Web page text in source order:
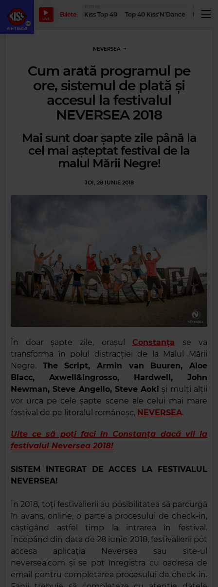
LIVE
Bilete Kiss Top 40 Top 40 Kiss'N'Dance
NEVERSEA
Cum arată programul pe
ore, sistemul de plată și
accesul la festivalul
NEVERSEA 2018
Mai sunt doar șapte zile până la
cel mai așteptat festival de la
malul Mării Negre!
JOI, 28 IUNIE 2018
În doar șapte zile, orașul Constanța
se va
transforma în polul distracției de la Malul Mării
Negre. The Script, Armin van Buuren, Aloe
Blacc, Axwell&Ingrosso, Hardwell, John
Newman, Steve Angello, Steve Aoki și mulți alții
vor urca pe cele șapte scene ale celui mai mare
festival de pe litoralul românesc, NEVERSEA.
Uite ce să poți faci în Constanța dacă vii la
festivalul Neversea 2018!
SISTEM INTEGRAT DE ACCES LA FESTIVALUL
NEVERSEA!
În 2018, toți festivalierii au posibilitatea să parcurgă
în avans, online, o parte a procesului de check-in,
câștigând astfel timp la intrarea în festival.
Începând din data de 28 iunie 2018, festivalierii pot
accesa aplicația Neversea sau site-ul
neversea.com și se pot înregistra cu oadresa de
email pentru completarea procesului de check-in.